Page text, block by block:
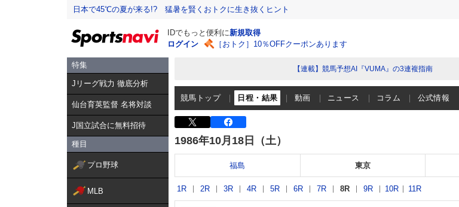
日本で45℃の夏が来る!? 猛暑を賢くおトクに生き抜くヒント
IDでもっと便利に新規取得
ログイン
［おトク］10％OFFクーポンあります
特集
Jリーグ戦力 徹底分析
仙台育英監督 名将対談
J国立試合に無料招待
種目
プロ野球
MLB
【連載】競馬予想AI『VUMA』の3連複指南
競馬トップ 日程・結果 動画 ニュース コラム 公式情報
1986年10月18日（土）
福島 東京
1R 2R 3R 4R 5R 6R 7R 8R 9R 10R 11R